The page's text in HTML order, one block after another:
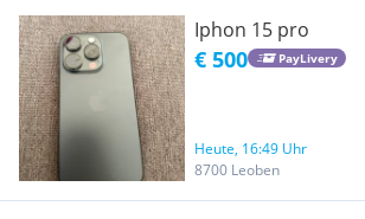
Iphon 15 pro
€ 500 PayLivery
Heute, 16:49 Uhr
8700 Leoben